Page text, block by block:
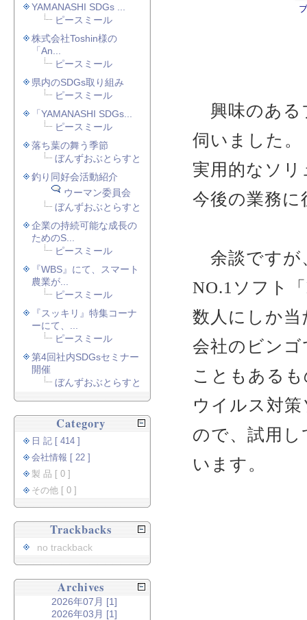
興味のある
伺いました。
実用的なソ
今後の業務
余談ですが
NO.1ソフト
数人にしか
会社のビン
こともある
ウイルス対
ので、試用
います。
YAMANASHI SDGs ...
ピースミール
株式会社Toshin様の
「An...
ピースミール
県内のSDGs取り組み
ピースミール
「YAMANASHI SDGs...
ピースミール
落ち葉の舞う季節
ぼんずおぶとらすと
釣り同好会活動紹介
ウーマン委員会
ぼんずおぶとらすと
企業の持続可能な成長の
ためのS...
ピースミール
『WBS』にて、スマート
農業が...
ピースミール
『スッキリ』特集コーナ
ーにて、...
ピースミール
第4回社内SDGsセミナー
開催
ぼんずおぶとらすと
Category
日 記 [ 414 ]
会社情報 [ 22 ]
製 品 [ 0 ]
その他 [ 0 ]
Trackbacks
no trackback
Archives
2026年07月 [1]
2026年03月 [1]